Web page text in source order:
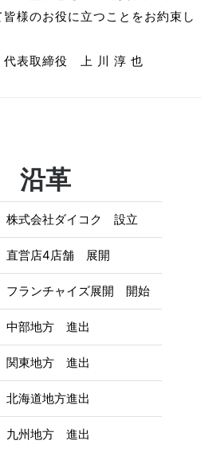
皆様のお役に立つことをお約束し
表取締役 上 川 淳 也
沿革
株式会社ダイコク 設立
直営店4店舗 展開
フランチャイズ展開 開始
中部地方 進出
関東地方 進出
北海道地方進出
九州地方 進出